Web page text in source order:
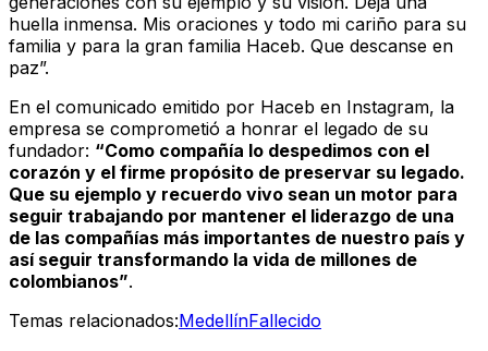
huella inmensa. Mis oraciones y todo mi cariño para su
familia y para la gran familia Haceb. Que descanse en
paz”.
En el comunicado emitido por Haceb en Instagram, la
empresa se comprometió a honrar el legado de su
fundador: “Como compañía lo despedimos con el
corazón y el firme propósito de preservar su legado.
Que su ejemplo y recuerdo vivo sean un motor para
seguir trabajando por mantener el liderazgo de una
de las compañías más importantes de nuestro país y
así seguir transformando la vida de millones de
colombianos”.
Temas relacionados:MedellínFallecido